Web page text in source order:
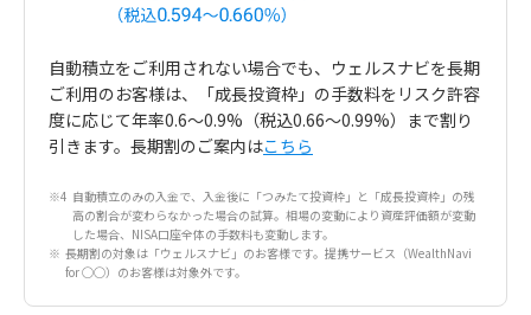
自動積立をご利用されない場合でも、ウェルスナビを長期
ご利用のお客様は、「成長投資枠」の手数料をリスク許容
度に応じて年率0.6〜0.9%（税込0.66〜0.99%）まで割り
引きます。長期割のご案内はこちら
自動積立のみの入金で、入金後に「つみたて投資枠」と「成長投資枠」の残
高の割合が変わらなかった場合の試算。相場の変動により資産評価額が変動
した場合、NISA口座全体の手数料も変動します。
長期割の対象は「ウェルスナビ」のお客様です。提携サービス（WealthNavi
for ◯◯）のお客様は対象外です。